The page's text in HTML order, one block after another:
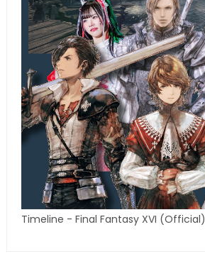
Timeline - Final Fantasy XVI (Official)